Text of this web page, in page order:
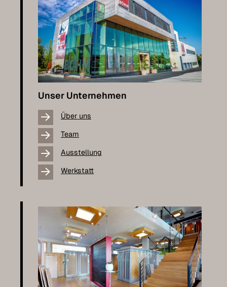
Unser Unternehmen
Über uns
Team
Ausstellung
Werkstatt